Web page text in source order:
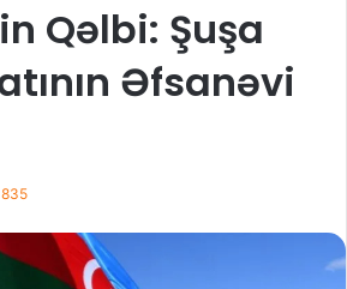
Qəlbi: Şuşa
Əfsanəvi
835